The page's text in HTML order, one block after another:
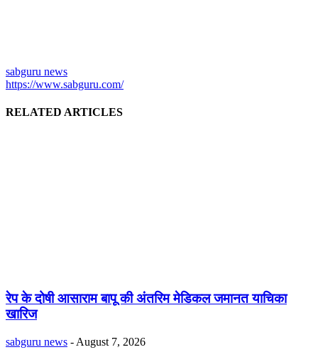
sabguru news
https://www.sabguru.com/
RELATED ARTICLES
रेप के दोषी आसाराम बापू की अंतरिम मेडिकल जमानत याचिका
खारिज
sabguru news - August 7, 2026